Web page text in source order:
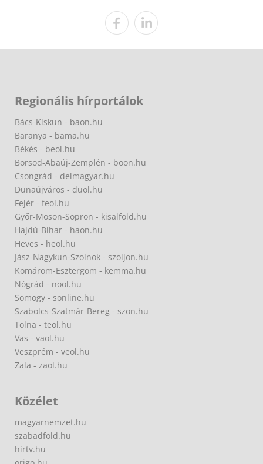
Regionális hírportálok
Bács-Kiskun - baon.hu
Baranya - bama.hu
Békés - beol.hu
Borsod-Abaúj-Zemplén - boon.hu
Csongrád - delmagyar.hu
Dunaújváros - duol.hu
Fejér - feol.hu
Győr-Moson-Sopron - kisalfold.hu
Hajdú-Bihar - haon.hu
Heves - heol.hu
Jász-Nagykun-Szolnok - szoljon.hu
Komárom-Esztergom - kemma.hu
Nógrád - nool.hu
Somogy - sonline.hu
Szabolcs-Szatmár-Bereg - szon.hu
Tolna - teol.hu
Vas - vaol.hu
Veszprém - veol.hu
Zala - zaol.hu
Közélet
magyarnemzet.hu
szabadfold.hu
hirtv.hu